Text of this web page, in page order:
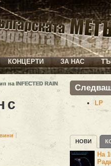
КОНЦЕРТИ ЗА НАС
на INFECTED RAIN
»
с
LP
НОВИ
На